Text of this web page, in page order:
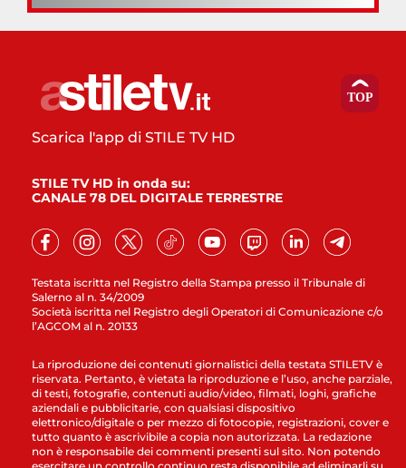
Testata iscritta nel Registro della Stampa presso il Tribunale di
Salerno al n. 34/2009
Società iscritta nel Registro degli Operatori di Comunicazione c/o
l’AGCOM al n. 20133
Scarica l'app di STILE TV HD
STILE TV HD in onda su:
CANALE 78 DEL DIGITALE TERRESTRE
La riproduzione dei contenuti giornalistici della testata STILETV è
riservata. Pertanto, è vietata la riproduzione e l’uso, anche parziale,
di testi, fotografie, contenuti audio/video, filmati, loghi, grafiche
aziendali e pubblicitarie, con qualsiasi dispositivo
elettronico/digitale o per mezzo di fotocopie, registrazioni, cover e
tutto quanto è ascrivibile a copia non autorizzata. La redazione
non è responsabile dei commenti presenti sul sito. Non potendo